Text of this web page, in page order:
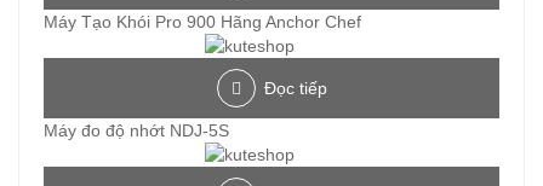
Máy Tạo Khói Pro 900 Hãng Anchor Chef
Đọc tiếp
Máy đo độ nhớt NDJ-5S